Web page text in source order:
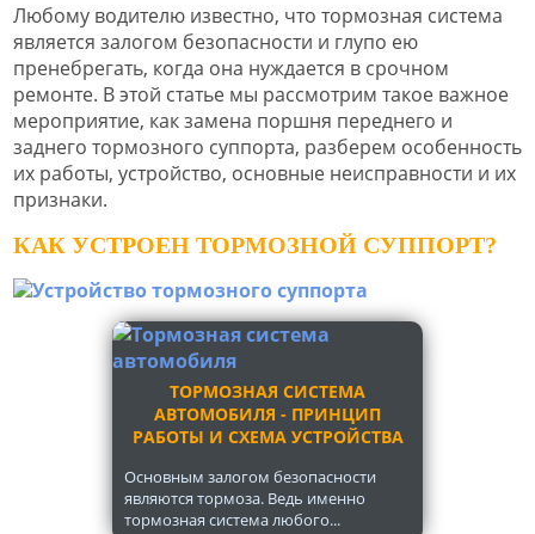
Любому водителю известно, что тормозная система
является залогом безопасности и глупо ею
пренебрегать, когда она нуждается в срочном
ремонте. В этой статье мы рассмотрим такое важное
мероприятие, как замена поршня переднего и
заднего тормозного суппорта, разберем особенность
их работы, устройство, основные неисправности и их
признаки.
КАК УСТРОЕН ТОРМОЗНОЙ СУППОРТ?
ТОРМОЗНАЯ СИСТЕМА
АВТОМОБИЛЯ - ПРИНЦИП
РАБОТЫ И СХЕМА УСТРОЙСТВА
Основным залогом безопасности
являются тормоза. Ведь именно
тормозная система любого...